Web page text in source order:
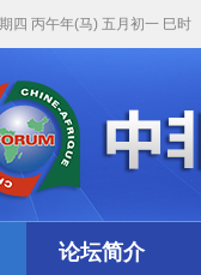
四 丙午年(马) 五月初一 巳时
论坛简介